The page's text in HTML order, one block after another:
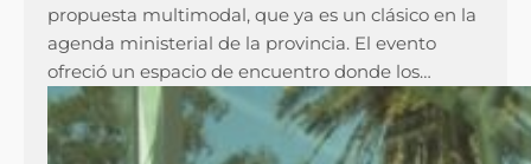
propuesta multimodal, que ya es un clásico en la
agenda ministerial de la provincia. El evento
ofreció un espacio de encuentro donde los…